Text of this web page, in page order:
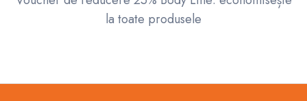
la toate produsele